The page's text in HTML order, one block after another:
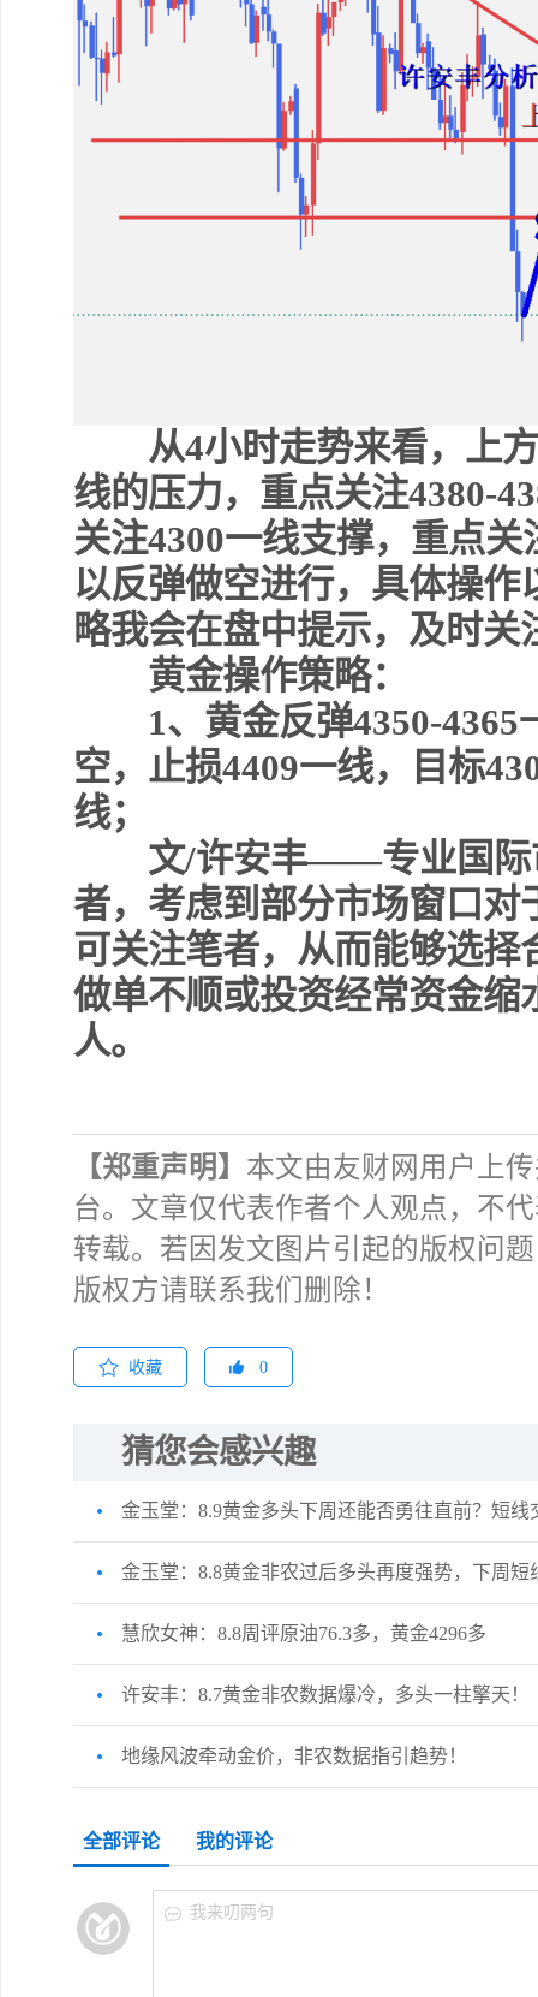
从4小时走势来看，上方
线的压力，重点关注4380-
关注4300一线支撑，重点
以反弹做空进行，具体操
略我会在盘中提示，及时关
黄金操作策略：
1、黄金反弹4350-4365
空，止损4409一线，目标
线；
文/许安丰——专业国际
者，考虑到部分市场窗口
可关注笔者，从而能够选
做单不顺或投资经常资金
人。
【郑重声明】 本文由友财网用户上
台。文章仅代表作者个人观点，不
转载。若因发文图片引起的版权问
版权方请联系我们删除！
收藏 0
猜您会感兴趣
金玉堂：8.9黄金多头下周还能否勇往直前？短线
金玉堂：8.8黄金非农过后多头再度强势，下周短
慧欣女神：8.8周评原油76.3多，黄金4296多
许安丰：8.7黄金非农数据爆冷，多头一柱擎天！
地缘风波牵动金价，非农数据指引趋势！
全部评论 我的评论
我来叨两句